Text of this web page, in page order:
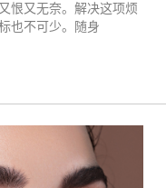
恨又无奈。解决这项烦
也不可少。随身